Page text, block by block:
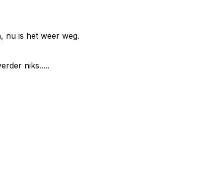
nu is het weer weg.
niks.....